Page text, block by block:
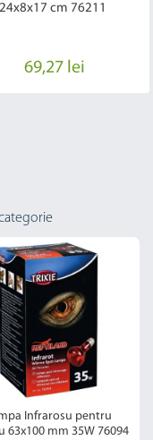
24x8x17 cm 76211
69,27 lei
Infrarosu pentru
63x100 mm 35W 76094